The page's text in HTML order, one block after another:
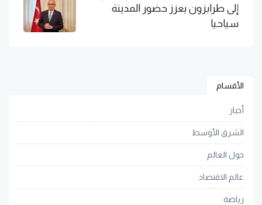
إلى طرابزون يعزز حضور المدينة
سياحيا
الأقسام
أخبار
الشرق الأوسط
حول العالم
عالم الاقتصاد
رياضة